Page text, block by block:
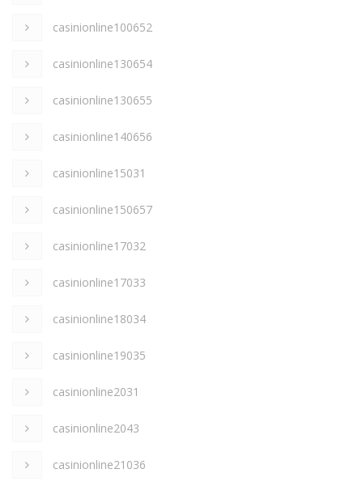
casinionline100652
casinionline130654
casinionline130655
casinionline140656
casinionline15031
casinionline150657
casinionline17032
casinionline17033
casinionline18034
casinionline19035
casinionline2031
casinionline2043
casinionline21036